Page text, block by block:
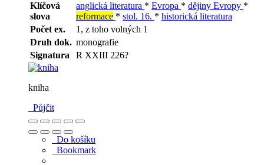
Klíčová
slova
anglická literatura * Evropa * dějiny Evropy *
reformace * stol. 16. * historická literatura
Počet ex.
1, z toho volných 1
Druh dok. monografie
Signatura
R XXIII 226?
kniha
Půjčit
Do košíku
Bookmark